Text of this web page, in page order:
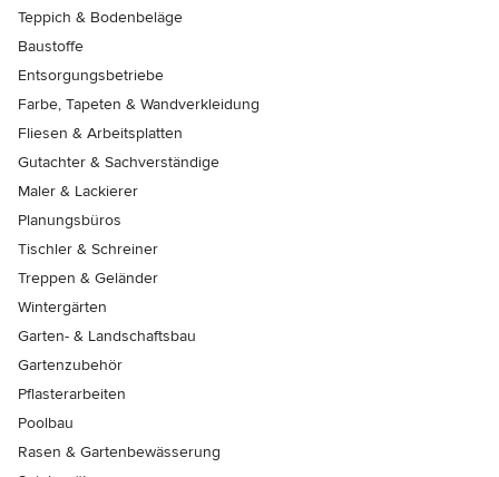
Teppich & Bodenbeläge
Baustoffe
Entsorgungsbetriebe
Farbe, Tapeten & Wandverkleidung
Fliesen & Arbeitsplatten
Gutachter & Sachverständige
Maler & Lackierer
Planungsbüros
Tischler & Schreiner
Treppen & Geländer
Wintergärten
Garten- & Landschaftsbau
Gartenzubehör
Pflasterarbeiten
Poolbau
Rasen & Gartenbewässerung